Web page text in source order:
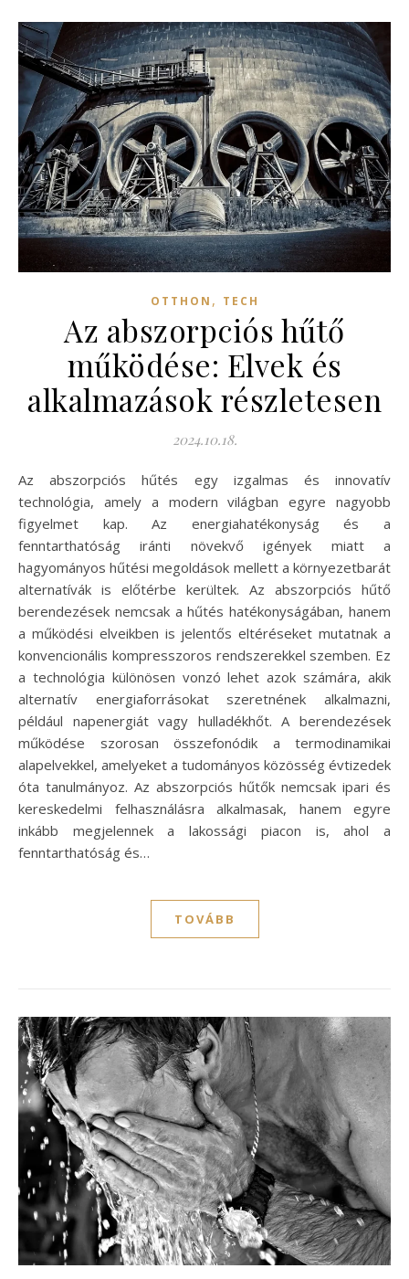
OTTHON , TECH
Az abszorpciós hűtő
működése: Elvek és
alkalmazások részletesen
2024.10.18.
Az abszorpciós hűtés egy izgalmas és innovatív
technológia, amely a modern világban egyre nagyobb
figyelmet kap. Az energiahatékonyság és a
fenntarthatóság iránti növekvő igények miatt a
hagyományos hűtési megoldások mellett a környezetbarát
alternatívák is előtérbe kerültek. Az abszorpciós hűtő
berendezések nemcsak a hűtés hatékonyságában, hanem
a működési elveikben is jelentős eltéréseket mutatnak a
konvencionális kompresszoros rendszerekkel szemben. Ez
a technológia különösen vonzó lehet azok számára, akik
alternatív energiaforrásokat szeretnének alkalmazni,
például napenergiát vagy hulladékhőt. A berendezések
működése szorosan összefonódik a termodinamikai
alapelvekkel, amelyeket a tudományos közösség évtizedek
óta tanulmányoz. Az abszorpciós hűtők nemcsak ipari és
kereskedelmi felhasználásra alkalmasak, hanem egyre
inkább megjelennek a lakossági piacon is, ahol a
fenntarthatóság és…
TOVÁBB